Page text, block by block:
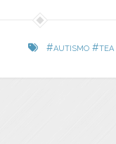
#AUTISMO #TEA